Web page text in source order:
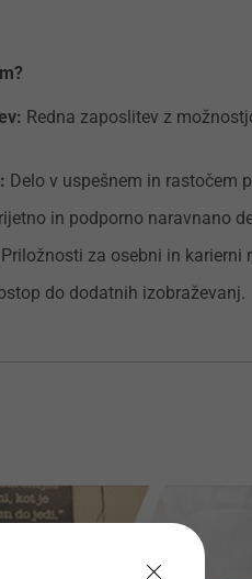
Redna zaposlitev z
Delo v uspešnem in rastočem
in podporno naravnano
Priložnosti za osebni in karierni
do dodatnih izobraževanj.